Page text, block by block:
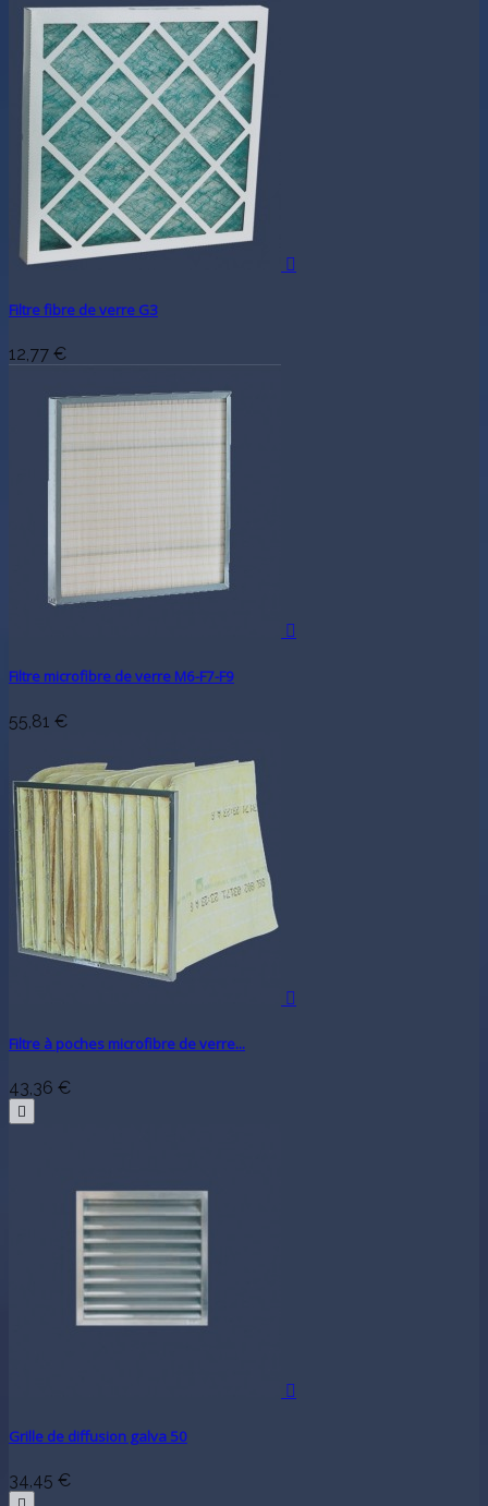

Filtre fibre de verre G3
12,77 €

Filtre microfibre de verre M6-F7-F9
55,81 €

Filtre à poches microfibre de verre...
43,36 €


Grille de diffusion galva 50
34,45 €